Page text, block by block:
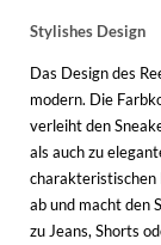
Stylishes Design
Das Design des
modern. Die
verleiht den
als auch zu
charakteristischen
ab und macht den
zu Jeans, Shorts